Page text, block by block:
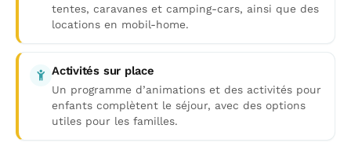
tentes, caravanes et camping-cars, ainsi que des
locations en mobil-home.
Activités sur place
Un programme d’animations et des activités pour
enfants complètent le séjour, avec des options
utiles pour les familles.